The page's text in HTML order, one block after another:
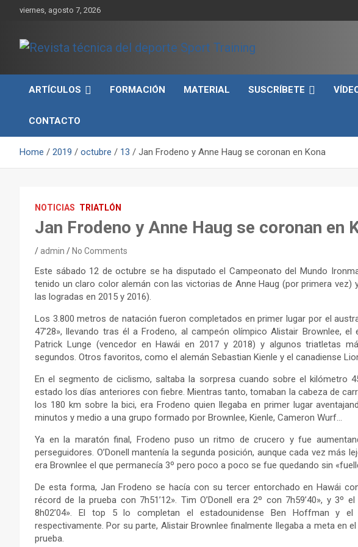
viernes, agosto 7, 2026
Revista técnica del
deporte Sport Training
rendimiento, nutrición y entrenamiento.
ARTÍCULOS
FORMACIÓN MATERIAL SUSCRÍBETE
CONTACTO
Home 2019 octubre 13 Jan Frodeno y Anne Haug se coronan en Kona
NOTICIAS TRIATLÓN
Jan Frodeno y Anne Haug se coronan en
admin No Comments
Este sábado 12 de octubre se ha disputado el Campeonato del Mundo
tenido un claro color alemán con las victorias de Anne Haug (por primera vez)
las logradas en 2015 y 2016).
Los 3.800 metros de natación fueron completados en primer lugar por el
47’28», llevando tras él a Frodeno, al campeón olímpico Alistair Brownlee, el
Patrick Lunge (vencedor en Hawái en 2017 y 2018) y algunos triatletas
segundos. Otros favoritos, como el alemán Sebastian Kienle y el canadiense
En el segmento de ciclismo, saltaba la sorpresa cuando sobre el kilómetro
estado los días anteriores con fiebre. Mientras tanto, tomaban la cabeza de
los 180 km sobre la bici, era Frodeno quien llegaba en primer lugar
minutos y medio a una grupo formado por Brownlee, Kienle, Cameron Wurf…
Ya en la maratón final, Frodeno puso un ritmo de crucero y fue
perseguidores. O’Donell mantenía la segunda posición, aunque cada vez más
era Brownlee el que permanecía 3º pero poco a poco se fue quedando sin
De esta forma, Jan Frodeno se hacía con su tercer entorchado en Hawái
récord de la prueba con 7h51’12». Tim O’Donell era 2º con 7h59’40», y 3º
8h02’04». El top 5 lo completan el estadounidense Ben Hoffman y
respectivamente. Por su parte, Alistair Brownlee finalmente llegaba a meta en
prueba.